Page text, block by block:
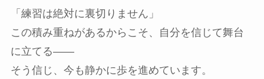
「練習は絶対に裏切りません」
この積み重ねがあるからこそ、自分を信じて舞台
に立てる――
そう信じ、今も静かに歩を進めています。